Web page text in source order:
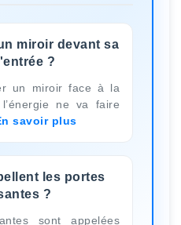
miroir devant sa
?
un miroir face à la
ne va faire
savoir plus
les portes
?
sont appelées